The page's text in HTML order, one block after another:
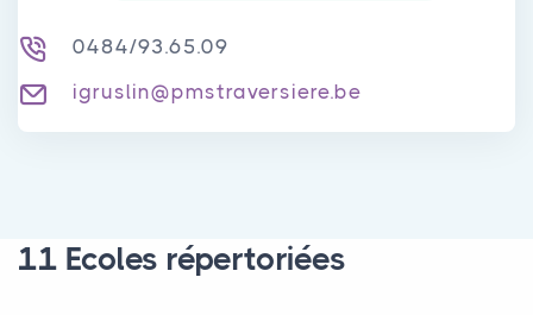
0484/93.65.09
igruslin@pmstraversiere.be
11 Ecoles répertoriées